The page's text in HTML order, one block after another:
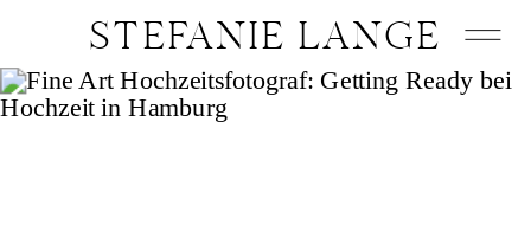
STEFANIE LANGE